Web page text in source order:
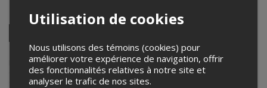
Partagez cet événement
Facebook LinkedinPinterestEnvoyer
par
courriel
Lepointdevente.com agit à titre de mandataire pourLe PONT
cadre de l’affichage en ligne et la vente de billets pour ses
événements.
Utilisation de cookies
Nous utilisons des témoins (cookies) pour
améliorer votre expérience de navigation, offrir
des fonctionnalités relatives à notre site et
analyser le trafic de nos sites.